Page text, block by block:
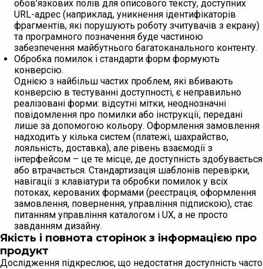
обов’язкових полів для описового тексту, доступних
URL-адрес (наприклад, уникнення ідентифікаторів
фрагментів, які порушують роботу зчитувачів з екрану)
та програмного позначення буде частиною
забезпечення майбутнього багатоканального контенту.
Обробка помилок і стандарти форм формують
конверсію.
Однією з найбільш частих проблем, які вбивають
конверсію в тестуванні доступності, є неправильно
реалізовані форми: відсутні мітки, неоднозначні
повідомлення про помилки або інструкції, передані
лише за допомогою кольору. Оформлення замовлення
надходить у кілька систем (платежі, шахрайство,
лояльність, доставка), але рівень взаємодії з
інтерфейсом – це те місце, де доступність здобувається
або втрачається. Стандартизація шаблонів перевірки,
навігації з клавіатури та обробки помилок у всіх
потоках, керованих формами (реєстрація, оформлення
замовлення, повернення, управління підпискою), стає
питанням управління каталогом і UX, а не просто
завданням дизайну.
Якість і повнота сторінок з інформацією про
продукт
Дослідження підкреслює, що недостатня доступність часто